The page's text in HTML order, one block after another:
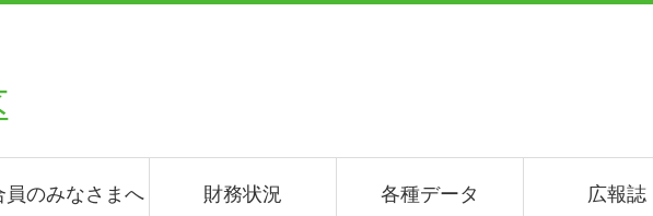
員のみなさまへ 財務状況 各種データ 広報誌